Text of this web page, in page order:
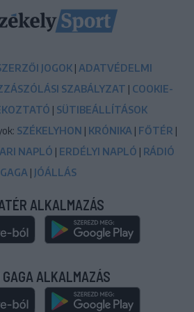
JOGOK | ADATVÉDELMI
SZABÁLYZAT | COOKIE-
| SÜTIBEÁLLÍTÁSOK
SZÉKELYHON | KRÓNIKA | FŐTÉR |
NAPLÓ | ERDÉLYI NAPLÓ | RÁDIÓ
GAGA | JÓÁLLÁS
ALKALMAZÁS
GAGA ALKALMAZÁS